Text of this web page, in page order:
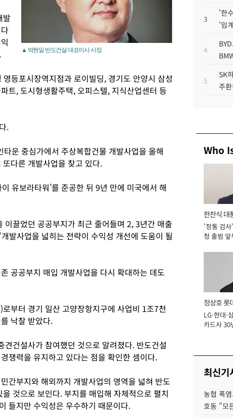
▲ 박현일 반도건설 대표이사 사장.
발
등포시장역지점과 로이빌딩, 경기도 안양시 삼성
트, 도시형생활주택, 오피스텔, 지식산업센터 등
.
운 중심가에서 주상복합건물 개발사업을 올해
다른 개발사업을 찾고 있다.
유보라타워’를 준공한 뒤 9년 만에 미국에서 해
끌었던 공공부지가 최근 줄어들며 2, 3년간 매출
발사업을 넓히는 전략이 수익성 개선에 도움이 될
공공부지 매입 개발사업을 다시 확대하는 데도
부터 경기 일산 고양장항지구에 사업비 1조7천
낙찰 받았다.
건설사가 참여했던 것으로 알려졌다. 반도건설
쟁력을 유지하고 있다는 점을 확인한 셈이다.
간부지와 해외까지 개발사업의 영역을 넓혀 반도
것으로 보인다. 부지를 매입해 자체적으로 펼치
들지만 수익성은 우수하기 때문이다.
3
'한
'임
4
5
SK
주
Who
한찬식 대
서관
'정통 검
청 출범
정상호 롯
장
LG·현대·
카드사 30
최신기
농협 폭
호동 "모